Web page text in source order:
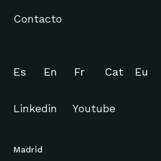
Contacto
Madrid
Es En Fr Cat Eu
Linkedin Youtube